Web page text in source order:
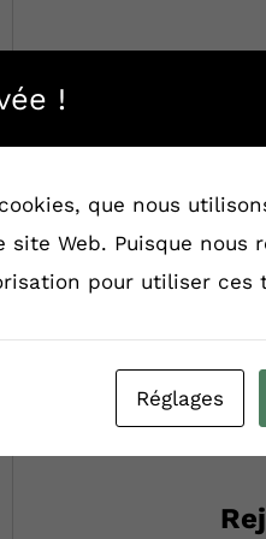
Vous avez un
d’environnement de
!
que nous
Web. Puisque nous
pour utiliser ces
Réglages